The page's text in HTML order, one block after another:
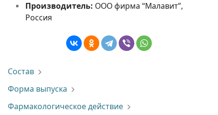
Производитель: ООО фирма “Малавит”,
Россия
Состав
Форма выпуска
Фармакологическое действие